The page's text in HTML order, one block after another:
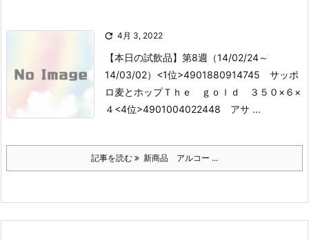
 4月 3, 2022
【本日の試飲品】第8週（14/02/24～
14/03/02） <1位>4901880914745 サッポ
ロ麦とホップＴｈｅ ｇｏｌｄ ３５０×６×
４ <4位>4901004022448 アサ ...
記事を読む 新商品 アルコー ...